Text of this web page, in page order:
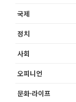
국제
정치
사회
오피니언
문화·라이프